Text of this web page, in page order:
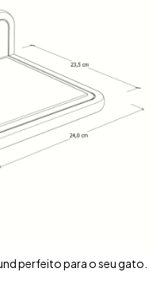
perfeito para o seu gato.